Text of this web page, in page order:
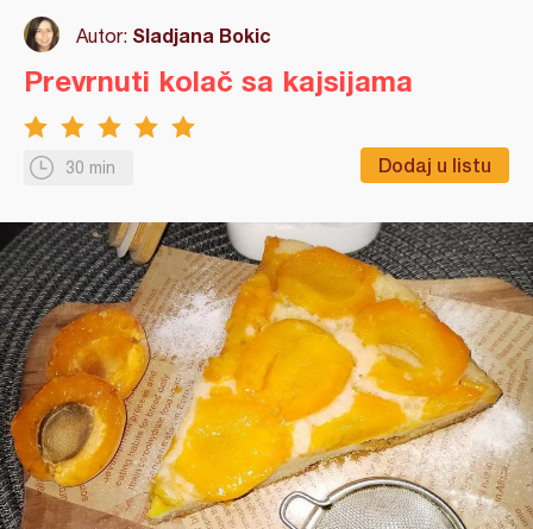
Autor: Sladjana Bokic
30 min Dodaj u listu
Prevrnuti kolač sa kajsijama